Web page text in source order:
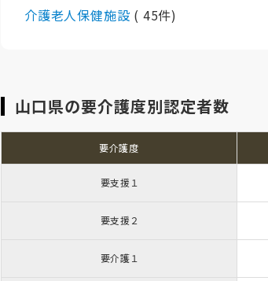
介護老人保健施設 ( 45件)
山口県の要介護度別認定者数
要介護度
要支援１
要支援２
要介護１